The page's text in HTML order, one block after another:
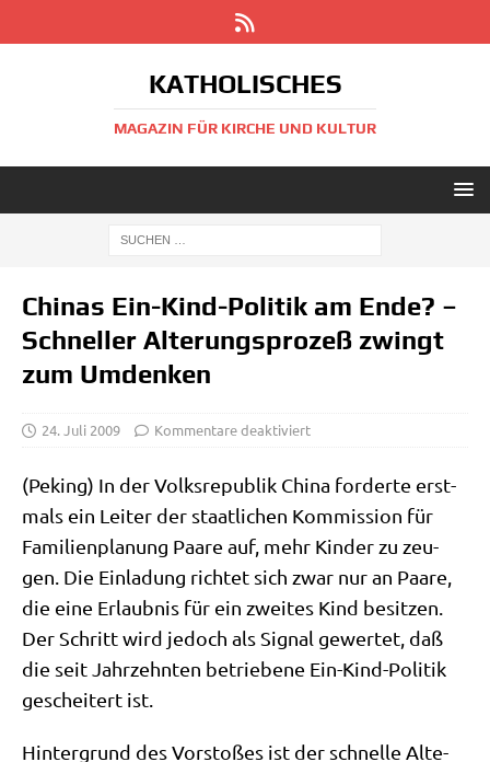
KATHOLISCHES
MAGAZIN FÜR KIRCHE UND KULTUR
Chinas Ein-Kind-Politik am Ende? –
Schneller Alterungsprozeß zwingt
zum Umdenken
24. Juli 2009 Kommentare deaktiviert
(Peking) In der Volks­re­pu­blik Chi­na for­der­te erst­
mals ein Lei­ter der staat­li­chen Kom­mis­si­on für
Fami­li­en­pla­nung Paa­re auf, mehr Kin­der zu zeu­
gen. Die Ein­la­dung rich­tet sich zwar nur an Paa­re,
die eine Erlaub­nis für ein zwei­tes Kind besit­zen.
Der Schritt wird jedoch als Signal gewer­tet, daß
die seit Jahr­zehn­ten betrie­be­ne Ein-Kind-Poli­tik
geschei­tert ist.
Hin­ter­grund des Vor­sto­ßes ist der schnel­le Alte­